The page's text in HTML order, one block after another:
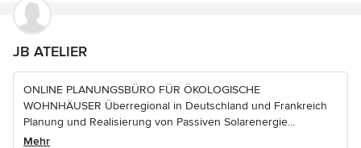
JB ATELIER
ONLINE PLANUNGSBÜRO FÜR ÖKOLOGISCHE
WOHNHÄUSER Überregional in Deutschland und Frankreich
Planung und Realisierung von Passiven Solarenergie...
Mehr